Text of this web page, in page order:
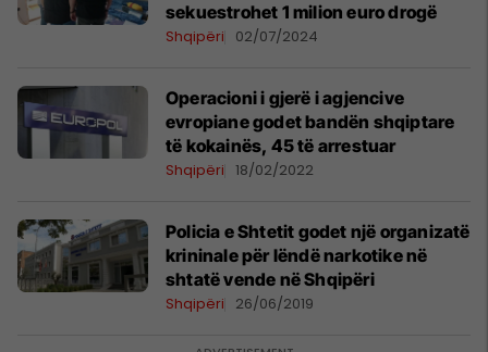
sekuestrohet 1 milion euro drogë
Shqipëri 02/07/2024
Operacioni i gjerë i agjencive
evropiane godet bandën shqiptare
të kokainës, 45 të arrestuar
Shqipëri 18/02/2022
Policia e Shtetit godet një organizatë
krininale për lëndë narkotike në
shtatë vende në Shqipëri
Shqipëri 26/06/2019